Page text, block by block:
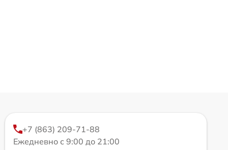
+7 (863) 209-71-88
Ежедневно с 9:00 до 21:00